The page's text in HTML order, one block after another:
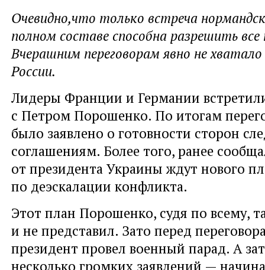
Очевидно,что только встреча
полном составе способна разрешить
Вчерашним переговорам явно не хватало
России.
Лидеры Франции и Германии
с Петром Порошенко. По итогам
было заявлено о готовности сторон
соглашениям. Более того, ранее
от президента Украины ждут нового
по деэскалации конфликта.
Этот план Порошенко, судя по всему,
и не представил. Зато перед
президент провел военный парад. А
несколько громких заявлений —